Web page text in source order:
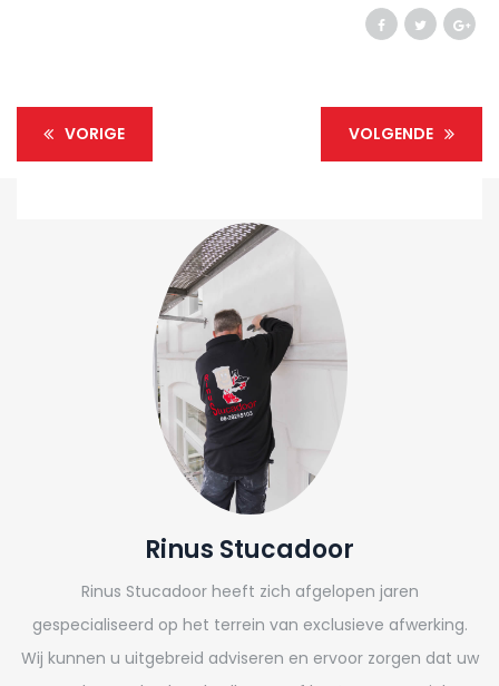
VORIGE VOLGENDE
Rinus Stucadoor
Rinus Stucadoor heeft zich afgelopen jaren
gespecialiseerd op het terrein van exclusieve afwerking.
Wij kunnen u uitgebreid adviseren en ervoor zorgen dat uw